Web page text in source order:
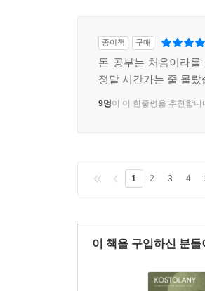
종이책 구매
돈 공부는 처음이라
정말 시간가는 줄 몰랐
9명이 이 한줄평을 추천합니
1 2 3 4
이 책을 구입하신 분들